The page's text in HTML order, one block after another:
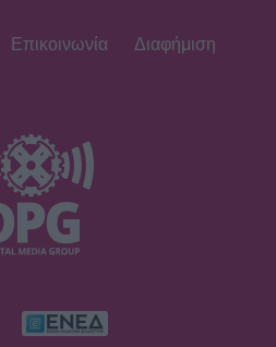
Επικοινωνία Διαφήμιση